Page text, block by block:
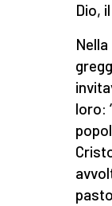
Dio,
loro: